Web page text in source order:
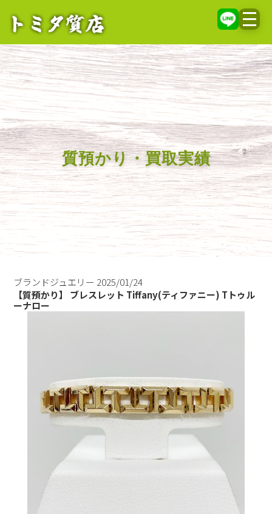
メニ
質預かり・買取実績
ブランドジュエリー 2025/01/24
【質預かり】 ブレスレット Tiffany(ティファニー) Tトゥル
ーナロー